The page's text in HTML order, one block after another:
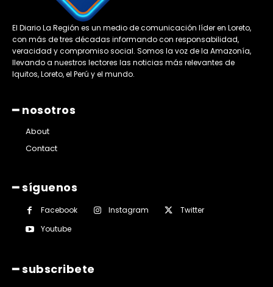
El Diario La Región es un medio de comunicación líder en Loreto,
con más de tres décadas informando con responsabilidad,
veracidad y compromiso social. Somos la voz de la Amazonía,
llevando a nuestros lectores las noticias más relevantes de
Iquitos, Loreto, el Perú y el mundo.
━ nosotros
About
Contact
━ síguenos
Facebook Instagram
Twitter
Youtube
━ subscribete